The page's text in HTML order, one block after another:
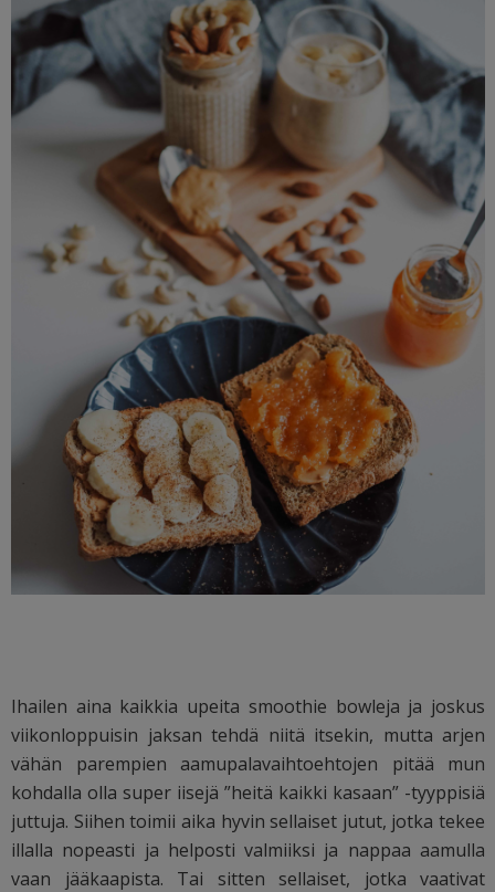
Ihailen aina kaikkia upeita smoothie bowleja ja joskus
viikonloppuisin jaksan tehdä niitä itsekin, mutta arjen
vähän parempien aamupalavaihtoehtojen pitää mun
kohdalla olla super iisejä ”heitä kaikki kasaan” -tyyppisiä
juttuja. Siihen toimii aika hyvin sellaiset jutut, jotka tekee
illalla nopeasti ja helposti valmiiksi ja nappaa aamulla
vaan jääkaapista. Tai sitten sellaiset, jotka vaativat